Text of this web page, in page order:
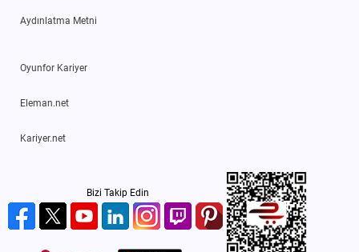
Aydınlatma Metni
Oyunfor Kariyer
Eleman.net
Kariyer.net
Bizi Takip Edin